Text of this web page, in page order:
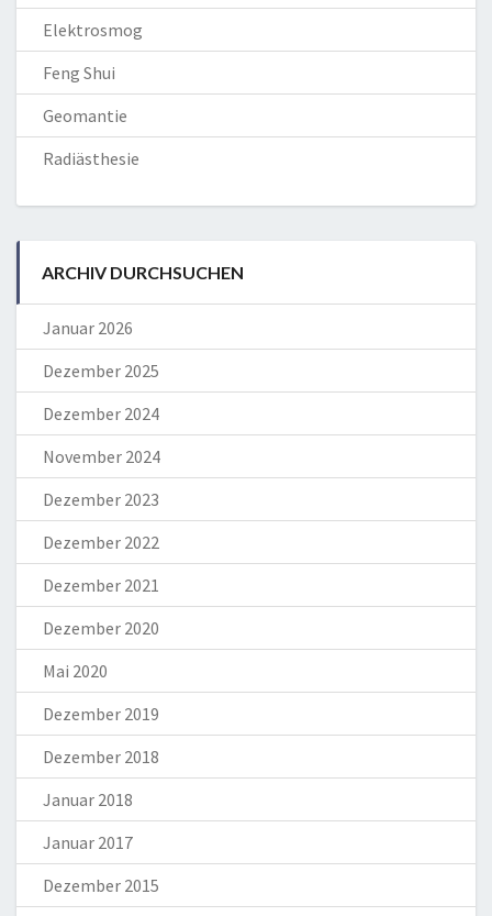
Elektrosmog
Feng Shui
Geomantie
Radiästhesie
ARCHIV DURCHSUCHEN
Januar 2026
Dezember 2025
Dezember 2024
November 2024
Dezember 2023
Dezember 2022
Dezember 2021
Dezember 2020
Mai 2020
Dezember 2019
Dezember 2018
Januar 2018
Januar 2017
Dezember 2015